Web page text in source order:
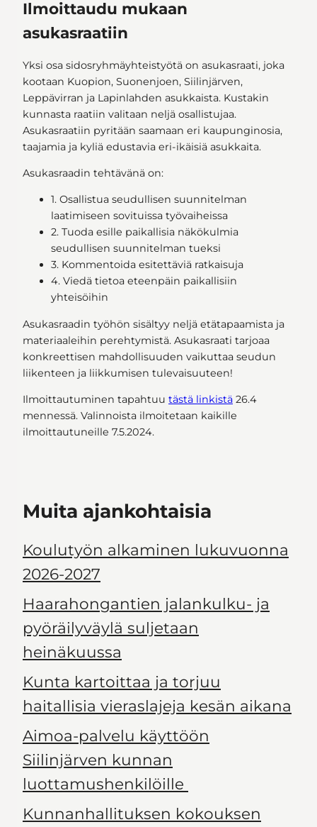
Ilmoittaudu mukaan
asukasraatiin
Yksi osa sidosryhmäyhteistyötä on asukasraati, joka
kootaan Kuopion, Suonenjoen, Siilinjärven,
Leppävirran ja Lapinlahden asukkaista. Kustakin
kunnasta raatiin valitaan neljä osallistujaa.
Asukasraatiin pyritään saamaan eri kaupunginosia,
taajamia ja kyliä edustavia eri-ikäisiä asukkaita.
Asukasraadin tehtävänä on:
1. Osallistua seudullisen suunnitelman
laatimiseen sovituissa työvaiheissa
2. Tuoda esille paikallisia näkökulmia
seudullisen suunnitelman tueksi
3. Kommentoida esitettäviä ratkaisuja
4. Viedä tietoa eteenpäin paikallisiin
yhteisöihin
Asukasraadin työhön sisältyy neljä etätapaamista ja
materiaaleihin perehtymistä. Asukasraati tarjoaa
konkreettisen mahdollisuuden vaikuttaa seudun
liikenteen ja liikkumisen tulevaisuuteen!
Ilmoittautuminen tapahtuu tästä linkistä 26.4
mennessä. Valinnoista ilmoitetaan kaikille
ilmoittautuneille 7.5.2024.
Muita ajankohtaisia
Koulutyön alkaminen lukuvuonna
2026-2027
Haarahongantien jalankulku- ja
pyöräilyväylä suljetaan
heinäkuussa
Kunta kartoittaa ja torjuu
haitallisia vieraslajeja kesän aikana
Aimoa-palvelu käyttöön
Siilinjärven kunnan
luottamushenkilöille
Kunnanhallituksen kokouksen